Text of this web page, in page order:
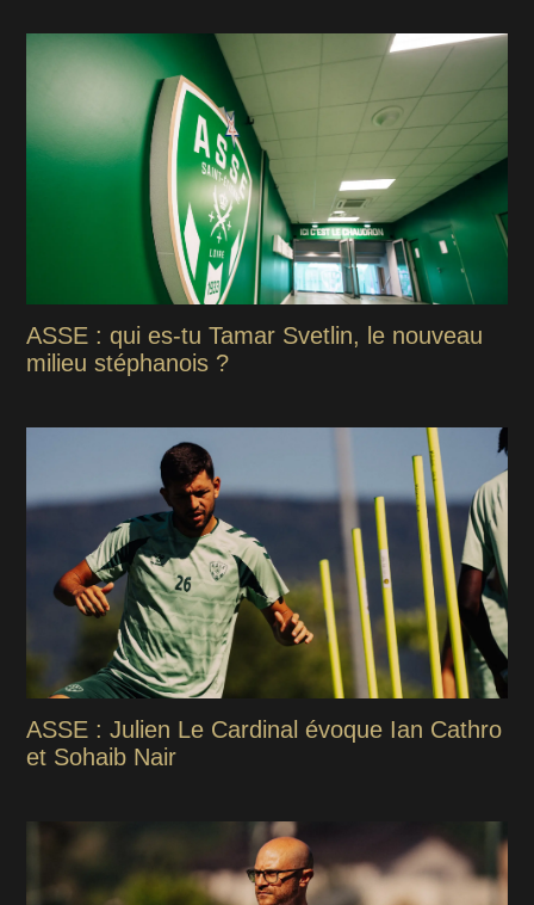
ASSE : qui es-tu Tamar Svetlin, le nouveau
milieu stéphanois ?
ASSE : Julien Le Cardinal évoque Ian Cathro
et Sohaib Nair